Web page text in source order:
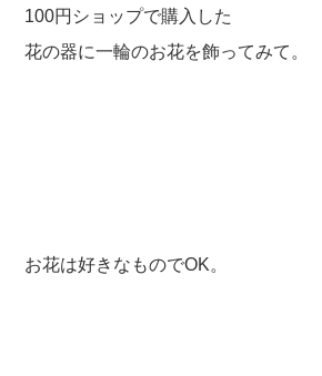
100円ショップで購入した
花の器に一輪のお花を飾ってみて。
お花は好きなものでOK。